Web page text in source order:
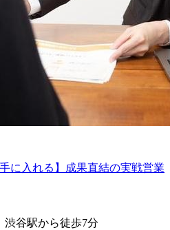
に入れる】成果直結の実戦営業
渋谷駅から徒歩7分